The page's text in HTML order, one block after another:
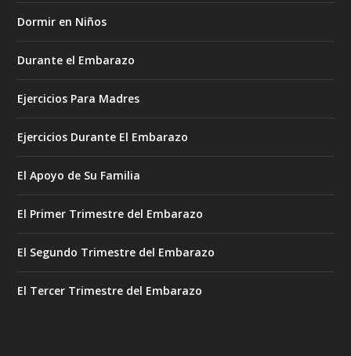
Dormir en Niños
Durante el Embarazo
Ejercicios Para Madres
Ejercicios Durante El Embarazo
El Apoyo de Su Familia
El Primer Trimestre del Embarazo
El Segundo Trimestre del Embarazo
El Tercer Trimestre del Embarazo